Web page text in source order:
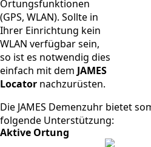
Ortungsfunktionen
(GPS, WLAN). Sollte in
Ihrer Einrichtung kein
WLAN verfügbar sein,
so ist es notwendig dies
einfach mit dem JAMES
Locator nachzurüsten.
Die JAMES Demenzuhr bietet
folgende Unterstützung:
Aktive Ortung